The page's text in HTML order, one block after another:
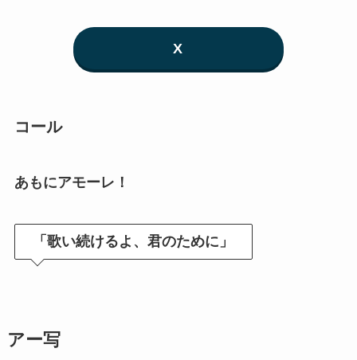
X
コール
あもにアモーレ！
「歌い続けるよ、君のために」
アー写